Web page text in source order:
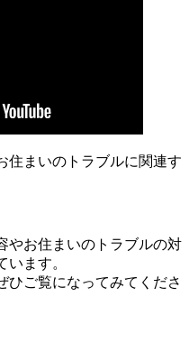
まいのトラブルに関連す
お住まいのトラブルの対
ます。
ご覧になってみてくださ